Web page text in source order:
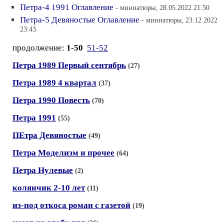
Петра-4 1991 Оглавление - миниатюры, 28.05.2022 21:50
Петра-5 Девяностые Оглавление - миниатюры, 23.12.2022
23:43
продолжение: 1-50 51-52
Петра 1989 Первый сентябрь (27)
Петра 1989 4 квартал (37)
Петра 1990 Повесть (70)
Петра 1991 (55)
ПЕтра Девяностые (49)
Петра Моделизм и прочее (64)
Петра Нулевые (2)
колянчик 2-10 лет (11)
из-под откоса роман с газетой (19)